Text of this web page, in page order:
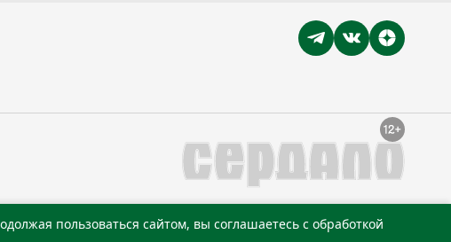
пользоваться сайтом, вы соглашаетесь с обработкой